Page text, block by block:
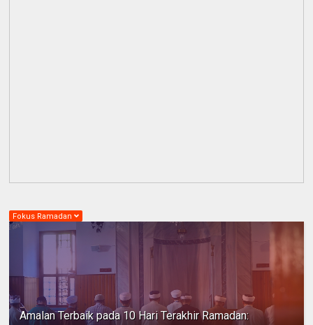
Fokus Ramadan
Amalan Terbaik pada 10 Hari Terakhir Ramadan: